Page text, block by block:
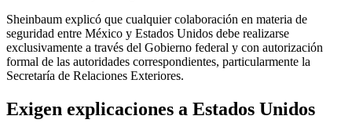
Sheinbaum explicó que cualquier colaboración en materia de
seguridad entre México y Estados Unidos debe realizarse
exclusivamente a través del Gobierno federal y con autorización
formal de las autoridades correspondientes, particularmente la
Secretaría de Relaciones Exteriores.
Exigen explicaciones a Estados Unidos